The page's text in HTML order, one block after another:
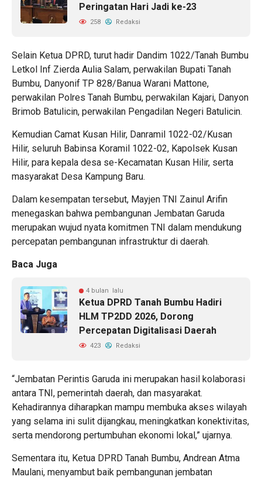
Peringatan Hari Jadi ke-23
258 Redaksi
Selain Ketua DPRD, turut hadir Dandim 1022/Tanah Bumbu
Letkol Inf Zierda Aulia Salam, perwakilan Bupati Tanah
Bumbu, Danyonif TP 828/Banua Warani Mattone,
perwakilan Polres Tanah Bumbu, perwakilan Kajari, Danyon
Brimob Batulicin, perwakilan Pengadilan Negeri Batulicin.
Kemudian Camat Kusan Hilir, Danramil 1022-02/Kusan
Hilir, seluruh Babinsa Koramil 1022-02, Kapolsek Kusan
Hilir, para kepala desa se-Kecamatan Kusan Hilir, serta
masyarakat Desa Kampung Baru.
Dalam kesempatan tersebut, Mayjen TNI Zainul Arifin
menegaskan bahwa pembangunan Jembatan Garuda
merupakan wujud nyata komitmen TNI dalam mendukung
percepatan pembangunan infrastruktur di daerah.
Baca Juga
4 bulan lalu
Ketua DPRD Tanah Bumbu Hadiri
HLM TP2DD 2026, Dorong
Percepatan Digitalisasi Daerah
423 Redaksi
“Jembatan Perintis Garuda ini merupakan hasil kolaborasi
antara TNI, pemerintah daerah, dan masyarakat.
Kehadirannya diharapkan mampu membuka akses wilayah
yang selama ini sulit dijangkau, meningkatkan konektivitas,
serta mendorong pertumbuhan ekonomi lokal,” ujarnya.
Sementara itu, Ketua DPRD Tanah Bumbu, Andrean Atma
Maulani, menyambut baik pembangunan jembatan